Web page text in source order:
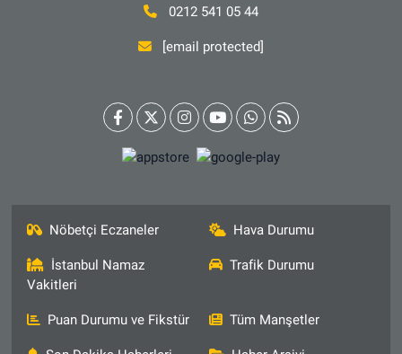
0212 541 05 44
[email protected]
Nöbetçi Eczaneler Hava Durumu
İstanbul Namaz
Vakitleri
Trafik Durumu
Puan Durumu ve Fikstür Tüm Manşetler